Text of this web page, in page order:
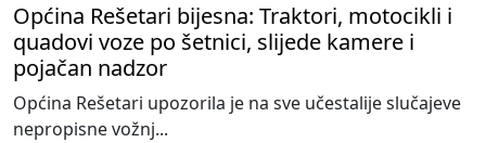
Općina Rešetari bijesna: Traktori, motocikli i
quadovi voze po šetnici, slijede kamere i
pojačan nadzor
Općina Rešetari upozorila je na sve učestalije slučajeve
nepropisne vožnj...